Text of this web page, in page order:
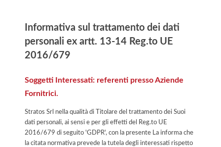
Informativa sul trattamento dei dati
personali ex artt. 13-14 Reg.to UE
2016/679
Soggetti Interessati: referenti presso Aziende
Fornitrici.
Stratos Srl nella qualità di Titolare del trattamento dei Suoi
dati personali, ai sensi e per gli effetti del Reg.to UE
2016/679 di seguito 'GDPR', con la presente La informa che
la citata normativa prevede la tutela degli interessati rispetto